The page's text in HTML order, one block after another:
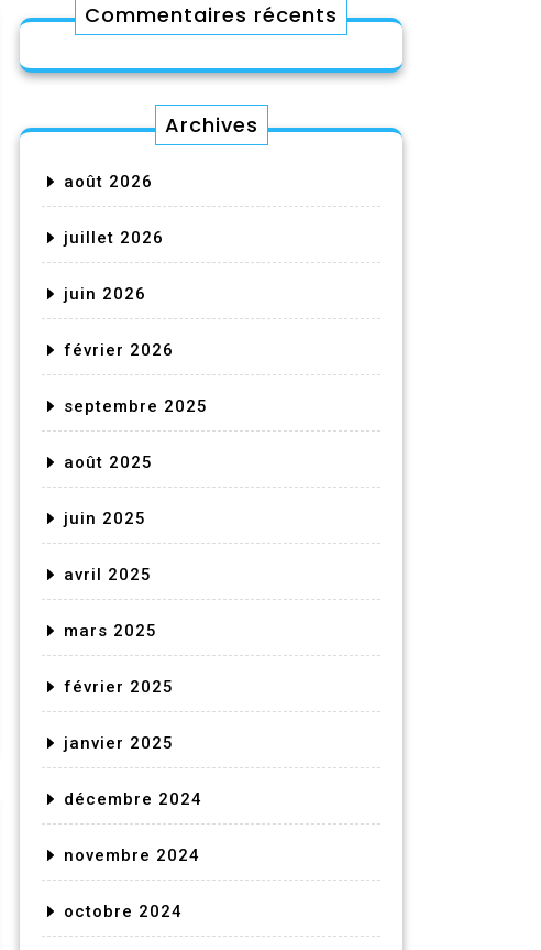
Commentaires récents
Archives
août 2026
juillet 2026
juin 2026
février 2026
septembre 2025
août 2025
juin 2025
avril 2025
mars 2025
février 2025
janvier 2025
décembre 2024
novembre 2024
octobre 2024